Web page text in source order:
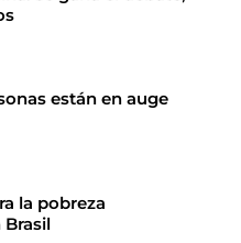
están en auge
la pobreza